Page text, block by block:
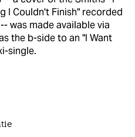
I Couldn't Finish" recorded
was made available via
the b-side to an "I Want
single.